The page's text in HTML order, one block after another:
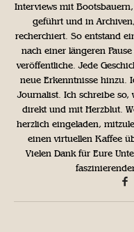
Interviews mit
geführt und in
recherchiert. So entstand
nach einer längeren
veröffentliche. Jede
neue Erkenntnisse hinzu.
Journalist. Ich schreibe so,
direkt und mit Herzblut.
herzlich eingeladen,
einen virtuellen Kaffee
Vielen Dank für Eure